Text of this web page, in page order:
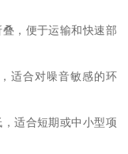
，便于运输和快速部
适合对噪音敏感的环
适合短期或中小型项